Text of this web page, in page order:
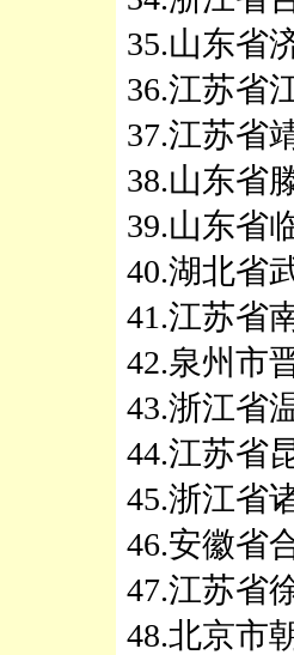
35.山东省
36.江苏省
37.江苏省
38.山东省
39.山东省
40.湖北省
41.江苏省
42.泉州市
43.浙江省
44.江苏省
45.浙江省
46.安徽省
47.江苏省
48.北京